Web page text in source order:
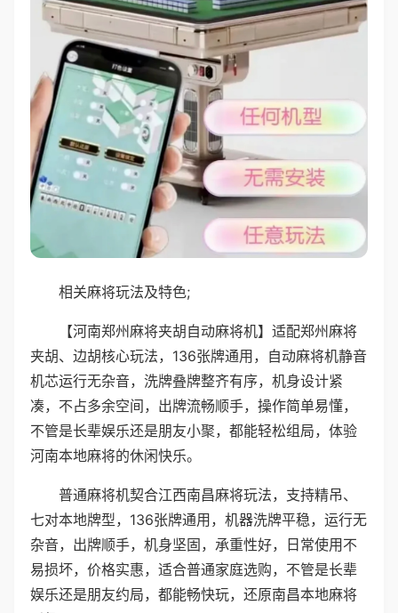
相关麻将玩法及特色;
【河南郑州麻将夹胡自动麻将机】适配郑州麻将
夹胡、边胡核心玩法，136张牌通用，自动麻将机静音
机芯运行无杂音，洗牌叠牌整齐有序，机身设计紧
凑，不占多余空间，出牌流畅顺手，操作简单易懂，
不管是长辈娱乐还是朋友小聚，都能轻松组局，体验
河南本地麻将的休闲快乐。
普通麻将机契合江西南昌麻将玩法，支持精吊、
七对本地牌型，136张牌通用，机器洗牌平稳，运行无
杂音，出牌顺手，机身坚固，承重性好，日常使用不
易损坏，价格实惠，适合普通家庭选购，不管是长辈
娱乐还是朋友约局，都能畅快玩，还原南昌本地麻将